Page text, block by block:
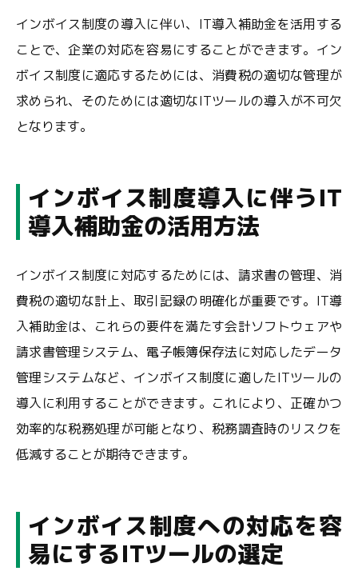
インボイス制度の導入に伴い、IT導入補助金を活用する
ことで、企業の対応を容易にすることができます。イン
ボイス制度に適応するためには、消費税の適切な管理が
求められ、そのためには適切なITツールの導入が不可欠
となります。
インボイス制度導入に伴うIT
導入補助金の活用方法
インボイス制度に対応するためには、請求書の管理、消
費税の適切な計上、取引記録の明確化が重要です。IT導
入補助金は、これらの要件を満たす会計ソフトウェアや
請求書管理システム、電子帳簿保存法に対応したデータ
管理システムなど、インボイス制度に適したITツールの
導入に利用することができます。これにより、正確かつ
効率的な税務処理が可能となり、税務調査時のリスクを
低減することが期待できます。
インボイス制度への対応を容
易にするITツールの選定